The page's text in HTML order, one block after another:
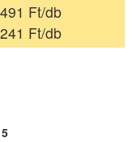
Ft/db
Ft/db
5